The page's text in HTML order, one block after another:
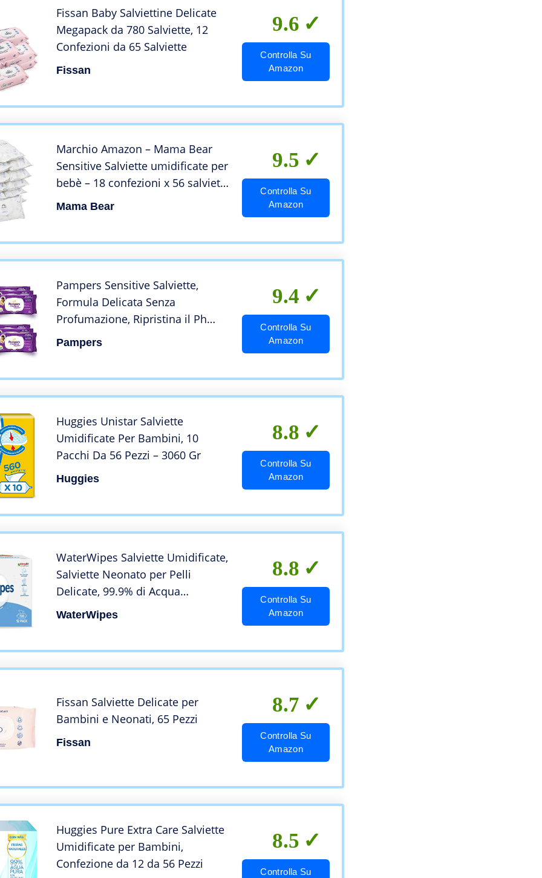
Fissan Baby Salviettine Delicate
Megapack da 780 Salviette, 12
Confezioni da 65 Salviette
Fissan
9.6
Controlla Su
Amazon
Marchio Amazon – Mama Bear
Sensitive Salviette umidificate per
bebè – 18 confezioni x 56 salviette
(1008 pezzi)
Mama Bear
9.5
Controlla Su
Amazon
Pampers Sensitive Salviette,
Formula Delicata Senza
Profumazione, Ripristina il Ph
della Pelle, 12 Confezioni da 63
Pezzi, 756 Salviette
Pampers
9.4
Controlla Su
Amazon
Huggies Unistar Salviette
Umidificate Per Bambini, 10
Pacchi Da 56 Pezzi – 3060 Gr
Huggies
8.8
Controlla Su
Amazon
WaterWipes Salviette Umidificate,
Salviette Neonato per Pelli
Delicate, 99.9% di Acqua
Purificata, Biodegradabile, 60
Unità (Confezione da 12)
WaterWipes
8.8
Controlla Su
Amazon
Fissan Salviette Delicate per
Bambini e Neonati, 65 Pezzi
Fissan
8.7
Controlla Su
Amazon
Huggies Pure Extra Care Salviette
Umidificate per Bambini,
Confezione da 12 da 56 Pezzi
8.5
Controlla Su